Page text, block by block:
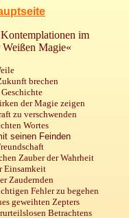
im
Magie«
brechen
der Magie zeigen
zu verschwenden
Wortes
seinen Feinden
Zauber der Wahrheit
Einsamkeit
Zaudernden
Fehler zu begehen
geweihten Zepters
Betrachtens